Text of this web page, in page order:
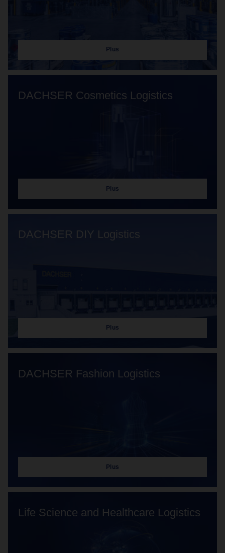
Plus
DACHSER Cosmetics Logistics
Plus
DACHSER DIY Logistics
Plus
DACHSER Fashion Logistics
Plus
Life Science and Healthcare Logistics